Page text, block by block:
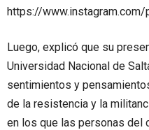
https://
Luego, explicó que su
Universidad Nacional de
sentimientos y
de la resistencia y la
en los que las personas del